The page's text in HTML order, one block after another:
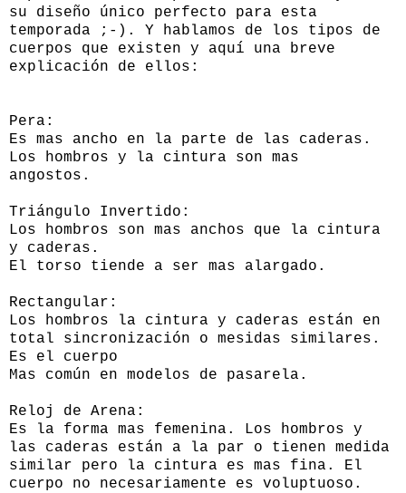
su diseño único perfecto para esta
temporada ;-). Y hablamos de los tipos de
cuerpos que existen y aquí una breve
explicación de ellos:
Pera:
Es mas ancho en la parte de las caderas.
Los hombros y la cintura son mas
angostos.
Triángulo Invertido:
Los hombros son mas anchos que la cintura
y caderas.
El torso tiende a ser mas alargado.
Rectangular:
Los hombros la cintura y caderas están en
total sincronización o mesidas similares.
Es el cuerpo
Mas común en modelos de pasarela.
Reloj de Arena:
Es la forma mas femenina. Los hombros y
las caderas están a la par o tienen medida
similar pero la cintura es mas fina. El
cuerpo no necesariamente es voluptuoso.